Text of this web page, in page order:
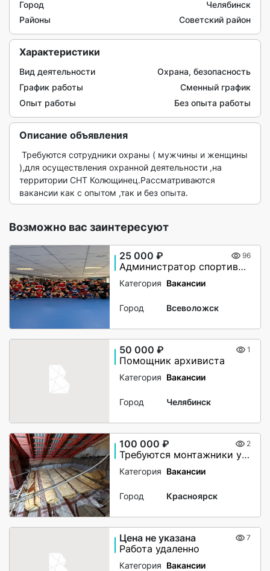
Город
Челябинск
Районы
Советский район
Характеристики
Вид деятельности
Охрана, безопасность
График работы
Сменный график
Опыт работы
Без опыта работы
Описание объявления
),для осуществления охранной деятельности ,на
территории СНТ Колющинец.Рассматриваются
вакансии как с опытом ,так и без опыта.
Возможно вас заинтересуют
25 000 ₽ 96
Администратор спортивного клуба
Категория Вакансии
Город Всеволожск
50 000 ₽ 1
Помощник архивиста
Категория Вакансии
Город Челябинск
100 000 ₽ 2
Требуются монтажники утепления чердачного помещения
Категория Вакансии
Город Красноярск
Цена не указана 7
Работа удаленно
Категория Вакансии